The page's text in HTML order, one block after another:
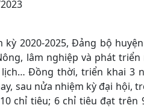
kỳ 2020-2025, Đảng bộ
lâm nghiệp và phát
Đồng thời, triển khai 3
sau nửa nhiệm kỳ đại hội,
chỉ tiêu; 6 chỉ tiêu đạt trên